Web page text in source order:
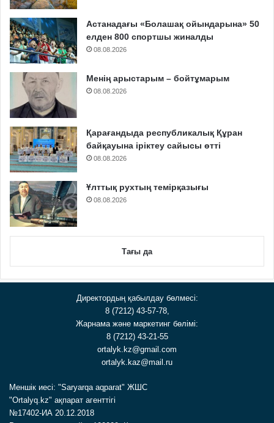
Астанадағы «Болашақ ойындарына» 50
елден 800 спортшы жиналды
08.08.2026
Менің арыстарым – бойтұмарым
08.08.2026
Қарағандыда республикалық Құран
байқауына іріктеу сайысы өтті
08.08.2026
Ұлттық рухтың темірқазығы
08.08.2026
Тағы да
Директордың қабылдау бөлмесі:
8 (7212) 43-57-78,
Жарнама және маркетинг бөлімі:
8 (7212) 43-21-55
ortalyk.kz@gmail.com
ortalyk.kaz@mail.ru
Меншік иесі: "Saryarqa aqparat" ЖШС
"Ortalyq.kz" ақпарат агенттігі
№17402-ИА 20.12.2018